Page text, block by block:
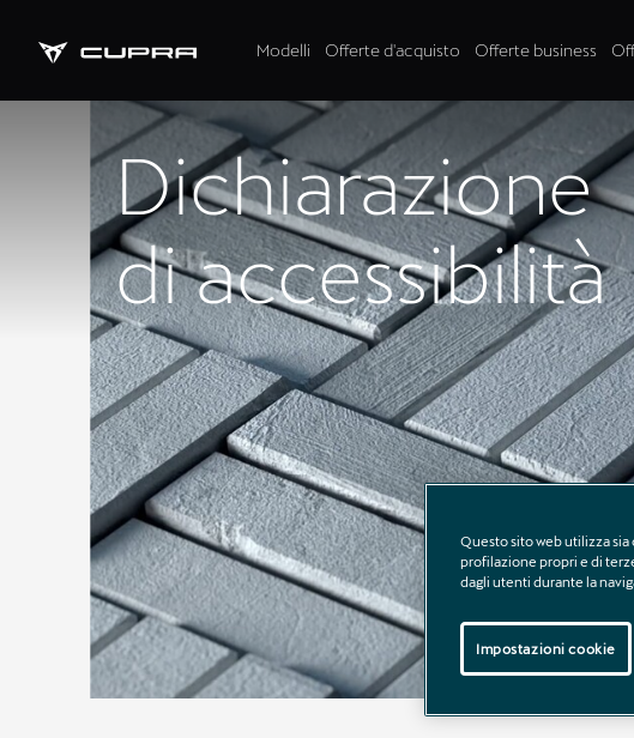
Modelli Offerte d'acquisto Offerte business
Dichiarazione
di accessibilità
Questo sito web utilizza
profilazione propri e di
dagli utenti durante la
Impostazioni cookie